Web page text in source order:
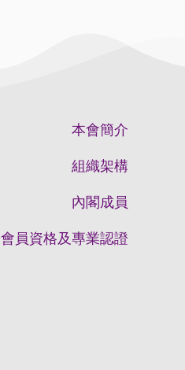
本會簡介
組織架構
內閣成員
會員資格及專業認證